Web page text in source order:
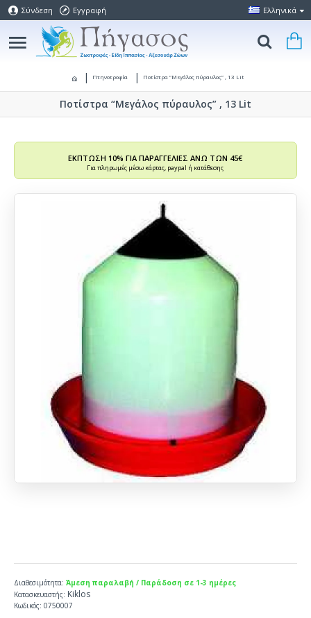
Σύνδεση Εγγραφή Ελληνικά
Πτηνοτροφία Ποτίστρα “Μεγάλος πύραυλος” , 13 Lit
Ποτίστρα “Μεγάλος πύραυλος” , 13 Lit
ΕΚΠΤΩΣΗ 10% ΓΙΑ ΠΑΡΑΓΓΕΛΙΕΣ ΑΝΩ ΤΩΝ 45€
Για πληρωμές μέσω κάρτας, paypal ή κατάθεσης
Διαθεσιμότητα: Άμεση παραλαβή / Παράδοση σε 1-3 ημέρες
Κατασκευαστής: Kiklos
Κωδικός: 0750007